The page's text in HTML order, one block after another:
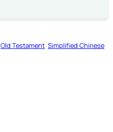
Old Testament Simplified Chinese